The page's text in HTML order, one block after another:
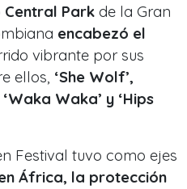
Central Park de la Gran
encabezó el
vibrante por sus
ellos, ‘She Wolf’,
Waka’ y ‘Hips
Festival tuvo como ejes
África, la protección